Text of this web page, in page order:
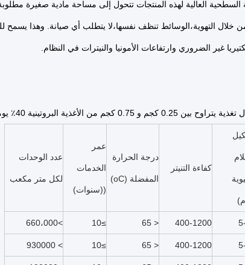
العالية لهذه المنتجات تتحول إلى مساحة مادية صغيرة
التهوية،الوسائط تنظف نفسها،لا يتطلب أي صيانة. وهذا يسمح
غير الضروري وارتفاعات الأمونيا والنيترات في النظام.
40٪ يوميًا 50 لتر من الوسائط
كفاءة التنيتر
درجة الحرارة
المفضلة (oC)
عمر
الخدمات
((سنوات)
عدد الوحدات
لكل متر مكعب
400-1200
< 65
≥10 >660،000
400-1200
< 65
≥10
> 930000